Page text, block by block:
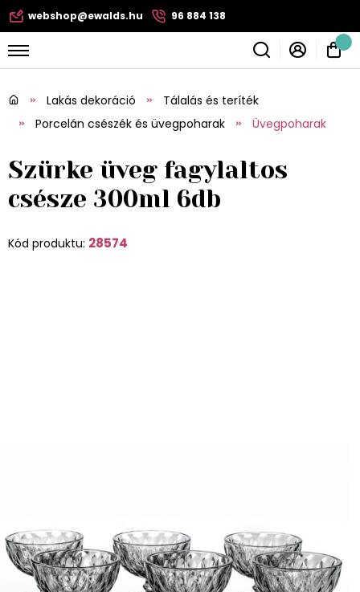
webshop@ewalds.hu 96 884 138
Lakás dekoráció
Tálalás és teríték
Porcelán csészék és üvegpoharak
Üvegpoharak
Szürke üveg fagylaltos
csésze 300ml 6db
Kód produktu: 28574